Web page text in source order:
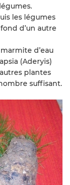
les légumes
d’un autre
d’eau
(Aderyis)
plantes
suffisant.